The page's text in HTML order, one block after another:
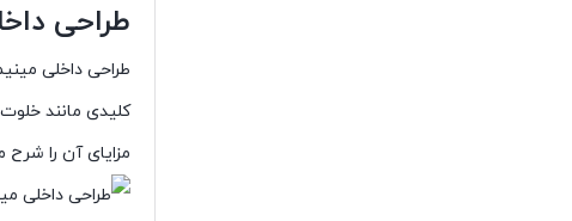
طراحی داخلی
طراحی داخلی
کلیدی مانند
مزایای آن را